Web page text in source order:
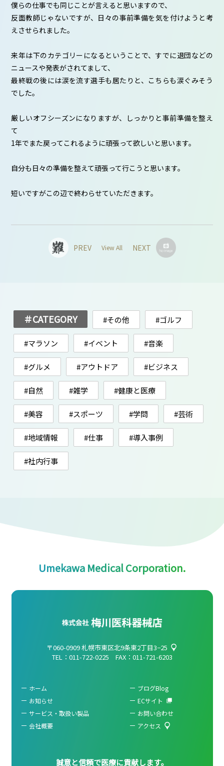
僕らの仕事でも同じことが言えると思いますので、
反面教師じゃないですが、日々の事前準備を気を付けようと考
えさせられました。
来年は下のカテゴリーになるということで、すでに退団などの
ニュースや発表がされてまして、
最終戦の後には涙を流す選手も居たりと、こちらも涙ぐみそう
でした。
厳しいオフシーズンになりますが、しっかりと事前準備を整え
て
1年でまた戻ってこれるように頑張って欲しいと思います。
自分も日々の準備を整えて頑張って行こうと思います。
短いですがこの辺で終わらせていただきます。
PREV View All NEXT
＃CATEGORY #その他 #ゴルフ
#マラソン #イベント #音楽
#グルメ #アウトドア #ビジネス
#自然 #雑学 #健康と医療
#美容 #スポーツ #学問 #芸術
#地域情報 #仕事 #導入事例
#社内行事
Umekawa Medical Corporation.
〒060-0909札幌市東区北9条東2丁目3−25
TEL： 011-722-0225 FAX：011-721-6203
ホーム
お知らせ
サービス・取扱い製品
会社概要
ブログBlog
ECサイト
お問い合わせ
アクセス
誠意と信頼で医療に貢献します。